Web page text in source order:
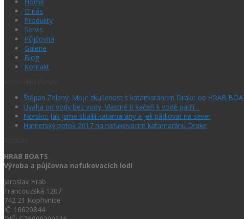
O nás
Produkty
Servis
Půjčovna
Galerie
Blog
Kontakt
Štěpán Zelený: Moje zkušenost s katamaránem Drake od HRAB
Úvaha od vody bez vody. Vlastně ti kačeři k vodě patří…
Norsko: Jak jsme sbalili katamarány a jeli pádlovat na sever
Hamerský potok 2017 na nafukovacím katamaránu Drake
HRAB BOATS
Výroba a půjčovna nafukovacích lodí
Jaroslav Hrab
Francouzská 1207
742 21 Kopřivnice
IČ: 16620844